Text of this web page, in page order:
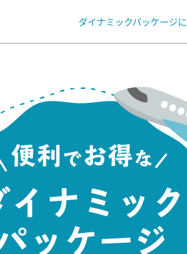
ダイナミックパッケージ